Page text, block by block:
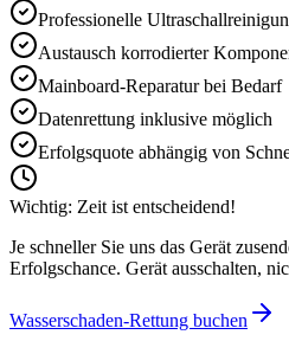
Professionelle
Austausch korrodierter
Mainboard-Reparatur bei Bedarf
Datenrettung inklusive möglich
Erfolgsquote abhängig von
Wichtig: Zeit ist entscheidend!
Je schneller Sie uns das Gerät
Erfolgschance. Gerät ausschalten,
Wasserschaden-Rettung buchen